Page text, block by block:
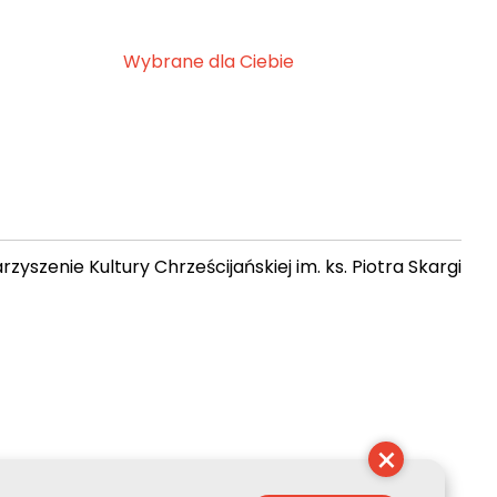
Wybrane dla Ciebie
Kultury Chrześcijańskiej im. ks. Piotra Skargi
×